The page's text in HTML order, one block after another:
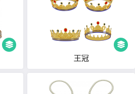
王冠